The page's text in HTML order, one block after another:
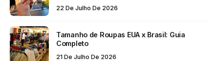
22 De Julho De 2026
Tamanho de Roupas EUA x Brasil: Guia
Completo
21 De Julho De 2026